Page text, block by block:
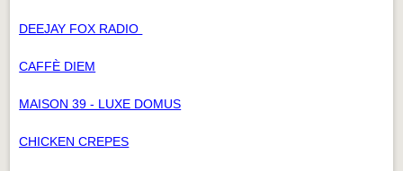
DEEJAY FOX RADIO
CAFFÈ DIEM
MAISON 39 - LUXE DOMUS
CHICKEN CREPES